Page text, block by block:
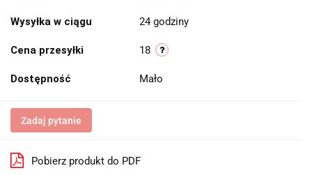
Wysyłka w ciągu 24 godziny
Cena przesyłki 18
Dostępność Mało
Zadaj pytanie
Pobierz produkt do PDF